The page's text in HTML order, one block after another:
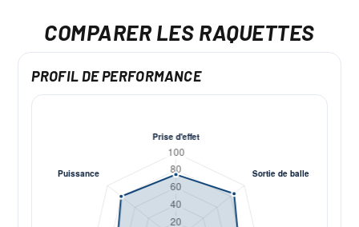
COMPARER LES RAQUETTES
PROFIL DE PERFORMANCE